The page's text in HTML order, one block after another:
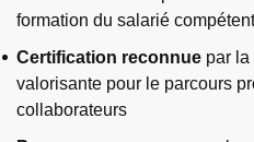
formation du salarié
Certification reconnue par la
valorisante pour le parcours
collaborateurs